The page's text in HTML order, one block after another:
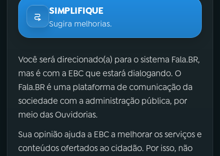
SIMPLIFIQUE
Sugira melhorias.
Você será direcionado(a) para o sistema Fala.BR,
mas é com a EBC que estará dialogando. O
Fala.BR é uma plataforma de comunicação da
sociedade com a administração pública, por
meio das Ouvidorias.
Sua opinião ajuda a EBC a melhorar os serviços e
conteúdos ofertados ao cidadão. Por isso, não